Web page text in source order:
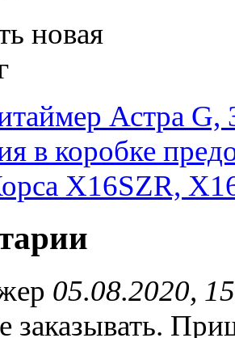
новая
Астра
в коробке
X16SZR,
05.08.2020,
заказывать.